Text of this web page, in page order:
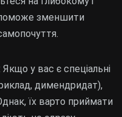
зменшити
Якщо у вас є спеціальні
димендридат),
їх варто приймати